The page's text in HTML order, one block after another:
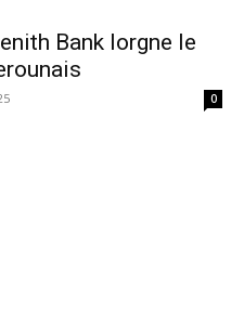
Bank lorgne le
0